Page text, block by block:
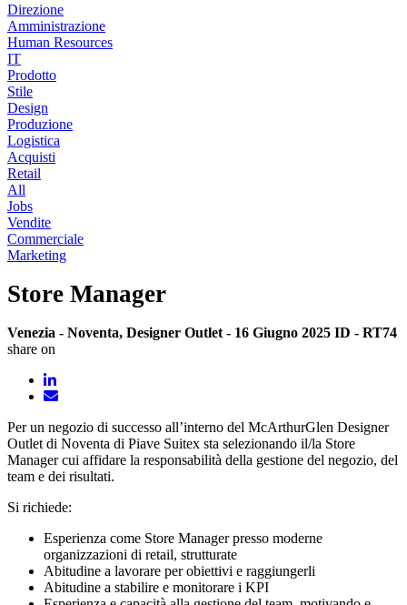
Direzione
Amministrazione
Human Resources
IT
Prodotto
Stile
Design
Produzione
Logistica
Acquisti
Retail
All
Jobs
Vendite
Commerciale
Marketing
Store Manager
Venezia - Noventa, Designer Outlet - 16 Giugno 2025 ID - RT74
share on
Per un negozio di successo all’interno del McArthurGlen Designer
Outlet di Noventa di Piave Suitex sta selezionando il/la Store
Manager cui affidare la responsabilità della gestione del negozio, del
team e dei risultati.
Si richiede:
Esperienza come Store Manager presso moderne
organizzazioni di retail, strutturate
Abitudine a lavorare per obiettivi e raggiungerli
Abitudine a stabilire e monitorare i KPI